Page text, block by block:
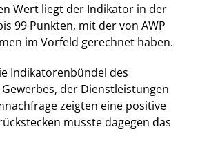
Wert liegt der Indikator in der
99 Punkten, mit der von AWP
im Vorfeld gerechnet haben.
Indikatorenbündel des
der Dienstleistungen
zeigten eine positive
musste dagegen das